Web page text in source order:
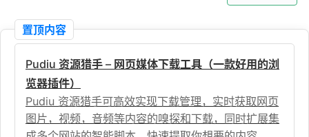
置顶内容
Pudiu 资源猎手 – 网页媒体下载工具（一款好用的浏
览器插件）
Pudiu 资源猎手可高效实现下载管理，实时获取网页
图片，视频，音频等内容的嗅探和下载，同时扩展集